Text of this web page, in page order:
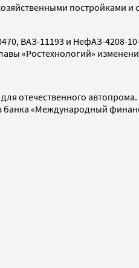
постройками
ВАЗ-11193 и НефАЗ-4208-
«Ростехнологий»
отечественного автопрома.
«Международный